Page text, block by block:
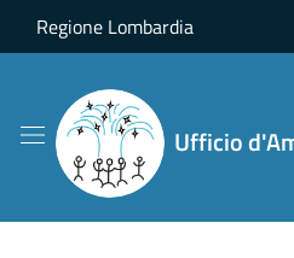
Salta al contenuto principale
Regione Lombardia
Ufficio